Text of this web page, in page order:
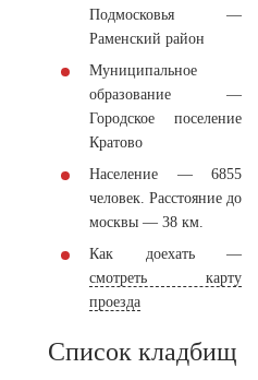
Подмосковья —
Раменский район
Муниципальное
образование —
Городское поселение
Кратово
Население — 6855
человек. Расстояние до
москвы — 38 км.
Как доехать —
смотреть карту
проезда
Список кладбищ